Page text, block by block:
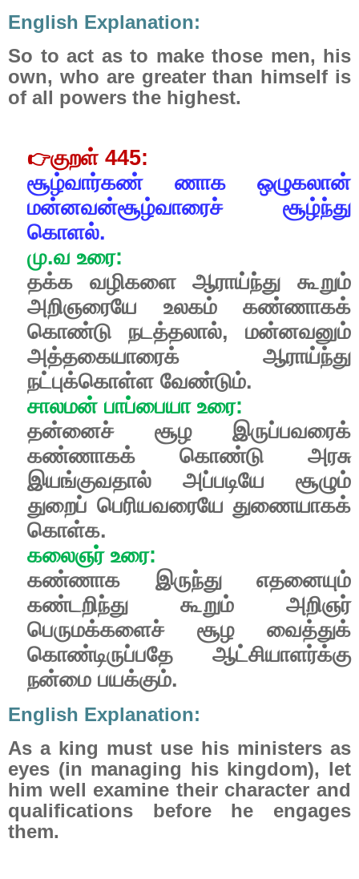
English Explanation:
So to act as to make those men, his
own, who are greater than himself is
of all powers the highest.
👉குறள்445:
சூழ்வார்கண்
ணாக
ஒழுகலான்
மன்னவன்சூழ்வாரைச்
சூழ்ந்து
கொளல்.
மு.வ உரை:
தக்க
வழிகளை ஆராய்ந்து
கூறும்
அறிஞரையே
உலகம்
கண்ணாகக்
கொண்டு
நடத்தலால், மன்னவனும்
அத்தகையாரைக்
ஆராய்ந்து
நட்புக்கொள்ள வேண்டும்.
சாலமன் பாப்பையா உரை:
தன்னைச்
சூழ
இருப்பவரைக்
கண்ணாகக்
கொண்டு
அரசு
இயங்குவதால்
அப்படியே
சூழும்
துறைப் பெரியவரையே துணையாகக்
கொள்க.
கலைஞர் உரை:
கண்ணாக
இருந்து
எதனையும்
கண்டறிந்து
கூறும்
அறிஞர்
பெருமக்களைச்
சூழ
வைத்துக்
கொண்டிருப்பதே
ஆட்சியாளர்க்கு
நன்மை பயக்கும்.
English Explanation:
As a king must use his ministers as
eyes (in managing his kingdom), let
him well examine their character and
qualifications before he engages
them.